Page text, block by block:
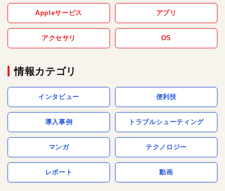
Appleサービス アプリ
アクセサリ OS
情報カテゴリ
インタビュー 便利技
導入事例 トラブルシューティング
マンガ テクノロジー
レポート 動画